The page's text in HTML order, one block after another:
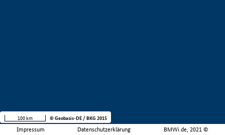
Impressum Datenschutzerklärung BMWi.de, 2021 ©
100 km © Geobasis-DE / BKG 2015